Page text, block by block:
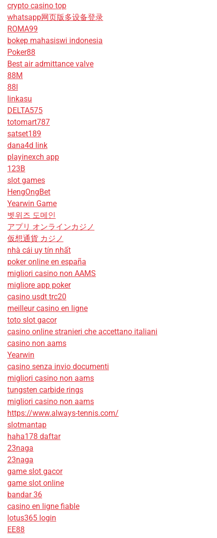
crypto casino top
whatsapp网页版多设备登录
ROMA99
bokep mahasiswi indonesia
Poker88
Best air admittance valve
88M
88I
linkasu
DELTA575
totomart787
satset189
dana4d link
playinexch app
123B
slot games
HengOngBet
Yearwin Game
벳위즈 도메인
アプリ オンラインカジノ
仮想通貨 カジノ
nhà cái uy tín nhất
poker online en españa
migliori casino non AAMS
migliore app poker
casino usdt trc20
meilleur casino en ligne
toto slot gacor
casino online stranieri che accettano italiani
casino non aams
Yearwin
casino senza invio documenti
migliori casino non aams
tungsten carbide rings
migliori casino non aams
https://www.always-tennis.com/
slotmantap
haha178 daftar
23naga
23naga
game slot gacor
game slot online
bandar 36
casino en ligne fiable
lotus365 login
EE88